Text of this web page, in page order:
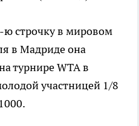
ю строчку в мировом
в Мадриде она
турнире WTA в
участницей 1/8